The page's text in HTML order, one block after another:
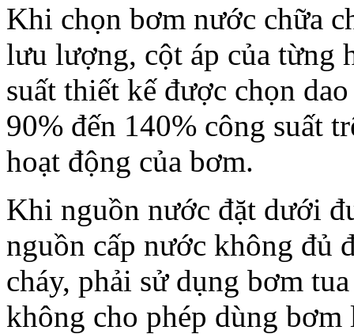
Khi chọn bơm nước chữa
lưu lượng, cột áp của từng
suất thiết kế được chọn
90% đến 140% công suất
hoạt động của bơm.
Khi nguồn nước đặt dưới
nguồn cấp nước không đủ
cháy, phải sử dụng bơm
không cho phép dùng